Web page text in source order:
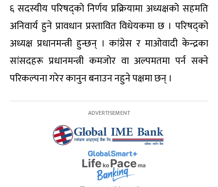
६ सदस्यीय परिषद्को निर्णय प्रक्रियामा अध्यक्षको सहमति
अनिवार्य हुने प्रावधान प्रस्तावित विधेयकमा छ । परिषद्को
अध्यक्ष प्रधानमन्त्री हुन्छन् । कांग्रेस र माओवादी केन्द्रका
सांसदहरू प्रधानमन्त्री कमजोर वा अल्पमतमा पर्न सक्ने
परिकल्पना गरेर कानुन बनाउन नहुने पक्षमा छन् ।